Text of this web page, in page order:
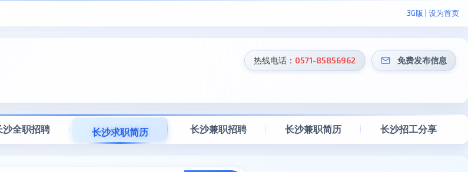
3G版 设为首页
热线电话： 0571-85856962 免费发布信息
沙全职招聘 长沙求职简历 长沙兼职招聘 长沙兼职简历 长沙招工分享